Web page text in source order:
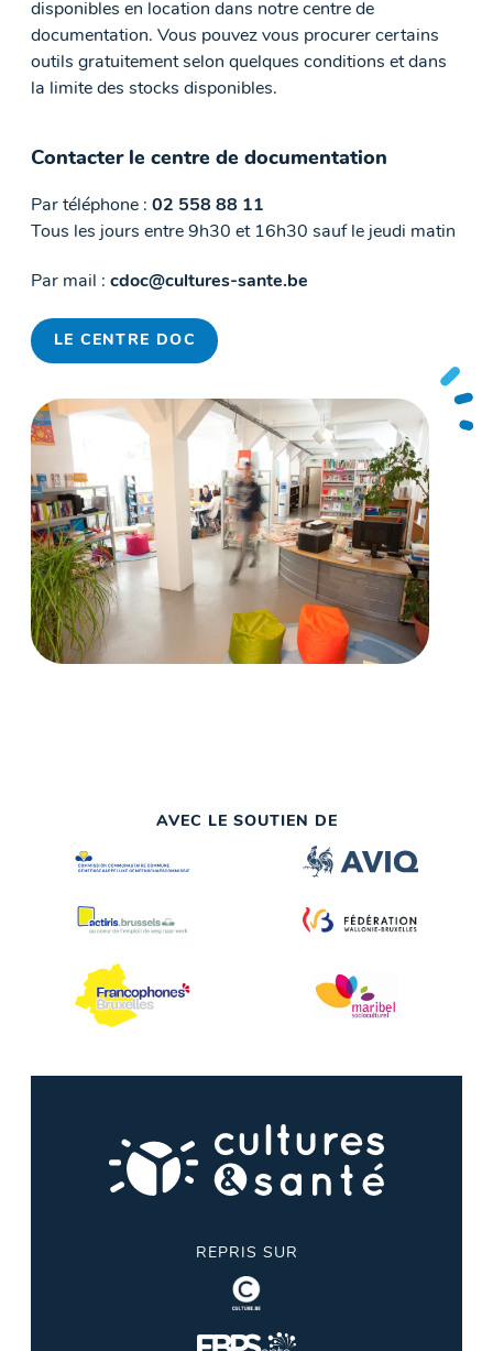
disponibles en location dans notre centre de
documentation. Vous pouvez vous procurer certains
outils gratuitement selon quelques conditions et dans
la limite des stocks disponibles.
Contacter le centre de documentation
Par téléphone : 02 558 88 11
Tous les jours entre 9h30 et 16h30 sauf le jeudi matin
Par mail : cdoc@cultures-sante.be
LE CENTRE DOC
AVEC LE SOUTIEN DE
REPRIS SUR